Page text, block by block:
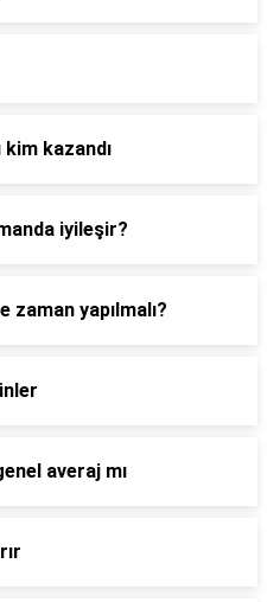
kim kazandı
iyileşir?
zaman yapılmalı?
averaj mı